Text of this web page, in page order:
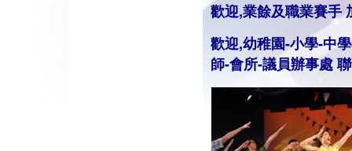
歡迎,業餘及職業賽手
歡迎,幼稚園-小學-中
師-會所-議員辦事處